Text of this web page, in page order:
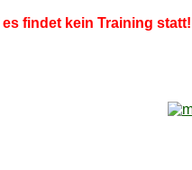
fin­det kein Trai­ning statt!